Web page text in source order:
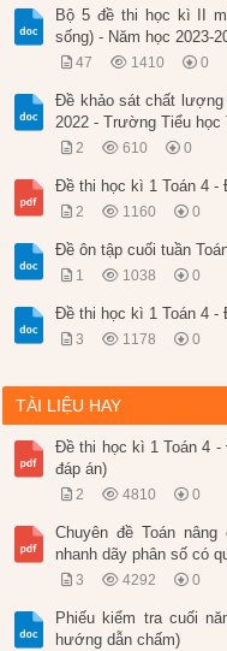
Bộ 5 đề thi học kì II
sống) - Năm học 2023-
47 1410 0
Đề khảo sát chất lượng
2022 - Trường Tiểu học
2 610 0
Đề thi học kì 1 Toán 4 -
2 1160 0
Đề ôn tập cuối tuần
1 1038 0
Đề thi học kì 1 Toán 4 -
3 1178 0
TÀI LIỆU HAY
Đề thi học kì 1 Toán 4 -
đáp án)
2 4810 0
Chuyên đề Toán
nhanh dãy phân số có
3 4292 0
Phiếu kiểm tra cuối
hướng dẫn chấm)